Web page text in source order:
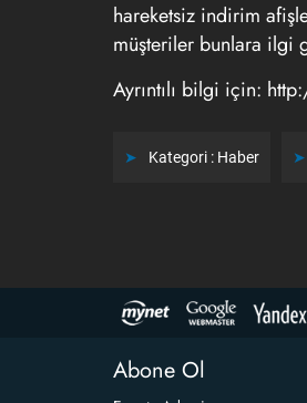
hareketsiz indirim
müşteriler bunlara ilgi
Ayrıntılı bilgi için:
Kategori : Haber
Abone Ol